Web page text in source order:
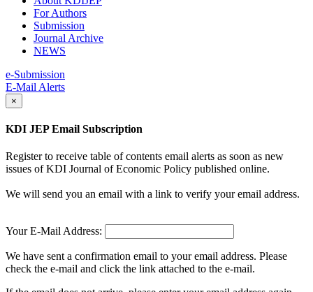
For Authors
Submission
Journal Archive
NEWS
e-Submission
E-Mail Alerts
×
KDI JEP Email Subscription
Register to receive table of contents email alerts as soon as new
issues of KDI Journal of Economic Policy published online.
We will send you an email with a link to verify your email address.
Your E-Mail Address:
We have sent a confirmation email to your email address. Please
check the e-mail and click the link attached to the e-mail.